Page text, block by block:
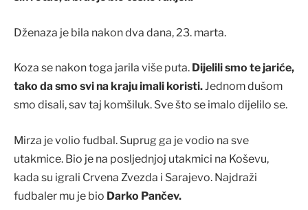
Dženaza je bila nakon dva dana, 23. marta.
Koza se nakon toga jarila više puta. Dijelili smo te jariće,
tako da smo svi na kraju imali koristi.Jednom dušom
smo disali, sav taj komšiluk. Sve što se imalo dijelilo se.
Mirza je volio fudbal. Suprug ga je vodio na sve
utakmice. Bio je na posljednjoj utakmici na Koševu,
kada su igrali Crvena Zvezda i Sarajevo. Najdraži
fudbaler mu je bio Darko Pančev.